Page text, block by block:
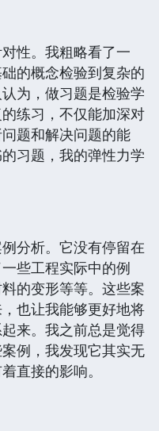
性。我粗略看了一
的概念检验到复杂的
为，做习题是检验学
练习，不仅能加深对
题和解决问题的能
习题，我的弹性力学
分析。它没有停留在
些工程实际中的例
的变形等等。这些案
也让我能够更好地将
来。我之前总是觉得
例，我发现它其实无
直接的影响。